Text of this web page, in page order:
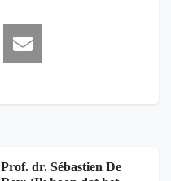
Prof. dr. Sébastien De